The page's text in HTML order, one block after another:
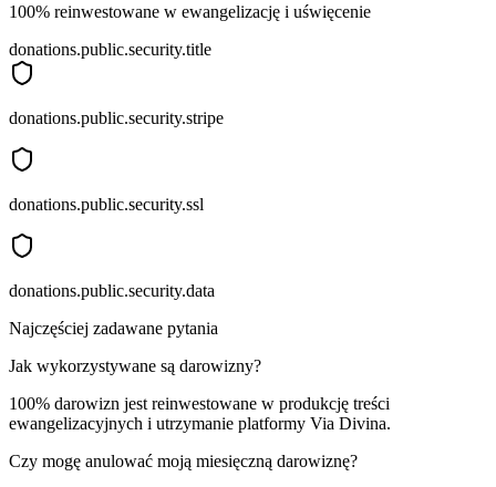
100% reinwestowane w ewangelizację i uświęcenie
donations.public.security.title
donations.public.security.stripe
donations.public.security.ssl
donations.public.security.data
Najczęściej zadawane pytania
Jak wykorzystywane są darowizny?
100% darowizn jest reinwestowane w produkcję treści
ewangelizacyjnych i utrzymanie platformy Via Divina.
Czy mogę anulować moją miesięczną darowiznę?